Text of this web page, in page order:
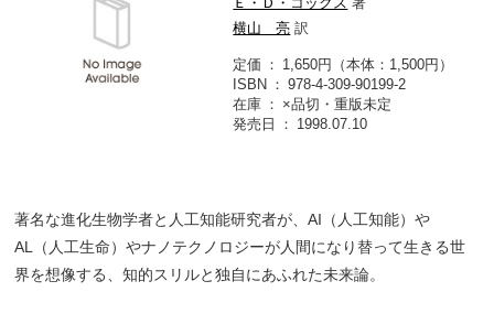
横山 亮 訳
定価
1,650円（本体：1,500円）
ISBN
978-4-309-90199-2
在庫
×品切・重版未定
発売日
1998.07.10
著名な進化生物学者と人工知能研究者が、AI（人工知能）や
AL（人工生命）やナノテクノロジーが人間になり替って生きる世
界を想像する、知的スリルと独自にあふれた未来論。